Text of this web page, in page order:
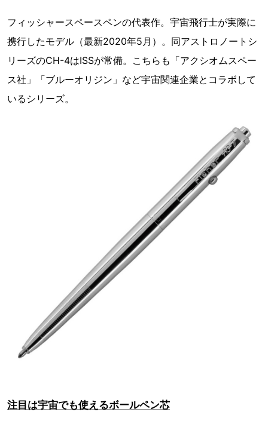
フィッシャースペースペンの代表作。宇宙飛行士が実際に
携行したモデル（最新2020年5月）。同アストロノートシ
リーズのCH-4はISSが常備。こちらも「アクシオムスペー
ス社」「ブルーオリジン」など宇宙関連企業とコラボして
いるシリーズ。
注目は宇宙でも使えるボールペン芯